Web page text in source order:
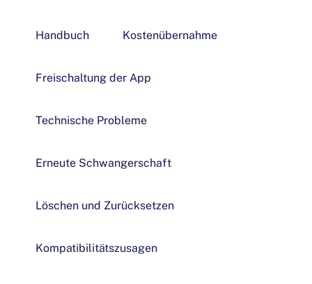
Handbuch Kostenübernahme
Freischaltung der App
Technische Probleme
Erneute Schwangerschaft
Löschen und Zurücksetzen
Kompatibilitätszusagen